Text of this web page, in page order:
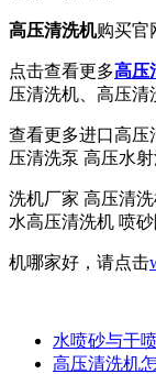
高压清洗机购买官
点击查看更多高压
压清洗机、高压清
查看更多进口高压
压清洗泵 高压水
洗机厂家 高压清
水高压清洗机 喷
机哪家好，请点击
水喷砂与干
高压清洗机